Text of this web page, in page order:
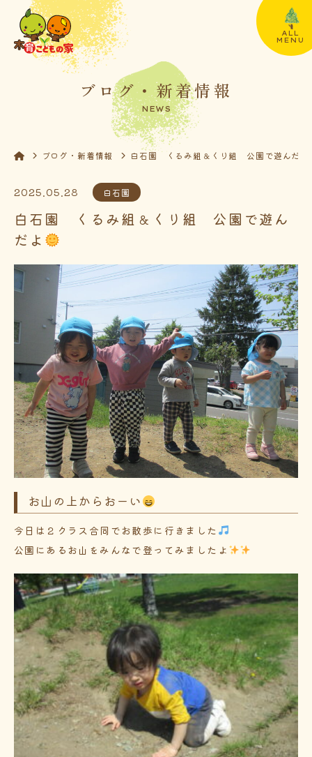
ALL
MENU
ブログ・新着情報
NEWS
ブログ・新着情報 白石園 くるみ組＆くり組 公園で遊んだよ
2025.05.28 白石園
白石園 くるみ組＆くり組 公園で遊ん
だよ
お山の上からおーい
今日は２クラス合同でお散歩に行きました
公園にあるお山をみんなで登ってみましたよ